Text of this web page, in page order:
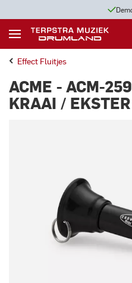
Effect Fluitjes
ACME - ACM-
KRAAI / EKSTER